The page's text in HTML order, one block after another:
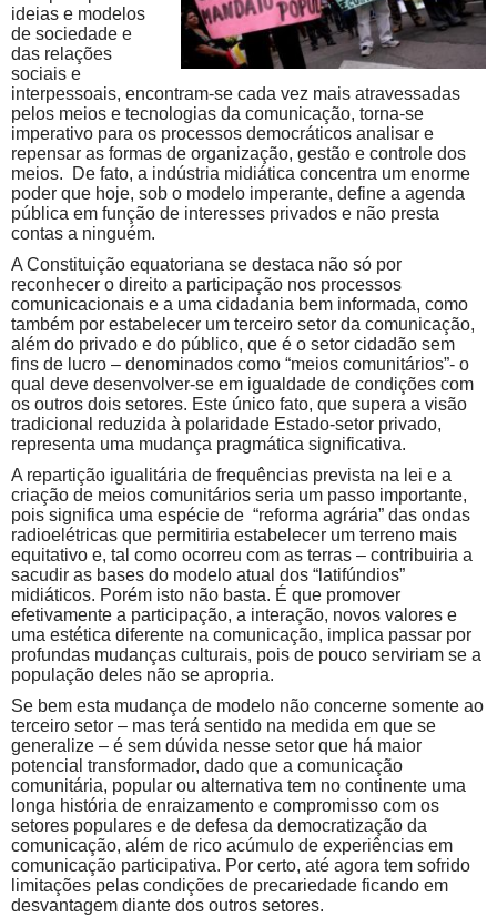
ideias e modelos
de sociedade e
das relações
sociais e
interpessoais, encontram-se cada vez mais atravessadas
pelos meios e tecnologias da comunicação, torna-se
imperativo para os processos democráticos analisar e
repensar as formas de organização, gestão e controle dos
meios. De fato, a indústria midiática concentra um enorme
poder que hoje, sob o modelo imperante, define a agenda
pública em função de interesses privados e não presta
contas a ninguém.
A Constituição equatoriana se destaca não só por
reconhecer o direito a participação nos processos
comunicacionais e a uma cidadania bem informada, como
também por estabelecer um terceiro setor da comunicação,
além do privado e do público, que é o setor cidadão sem
fins de lucro – denominados como “meios comunitários”- o
qual deve desenvolver-se em igualdade de condições com
os outros dois setores. Este único fato, que supera a visão
tradicional reduzida à polaridade Estado-setor privado,
representa uma mudança pragmática significativa.
A repartição igualitária de frequências prevista na lei e a
criação de meios comunitários seria um passo importante,
pois significa uma espécie de “reforma agrária” das ondas
radioelétricas que permitiria estabelecer um terreno mais
equitativo e, tal como ocorreu com as terras – contribuiria a
sacudir as bases do modelo atual dos “latifúndios”
midiáticos. Porém isto não basta. É que promover
efetivamente a participação, a interação, novos valores e
uma estética diferente na comunicação, implica passar por
profundas mudanças culturais, pois de pouco serviriam se a
população deles não se apropria.
Se bem esta mudança de modelo não concerne somente ao
terceiro setor – mas terá sentido na medida em que se
generalize – é sem dúvida nesse setor que há maior
potencial transformador, dado que a comunicação
comunitária, popular ou alternativa tem no continente uma
longa história de enraizamento e compromisso com os
setores populares e de defesa da democratização da
comunicação, além de rico acúmulo de experiências em
comunicação participativa. Por certo, até agora tem sofrido
limitações pelas condições de precariedade ficando em
desvantagem diante dos outros setores.